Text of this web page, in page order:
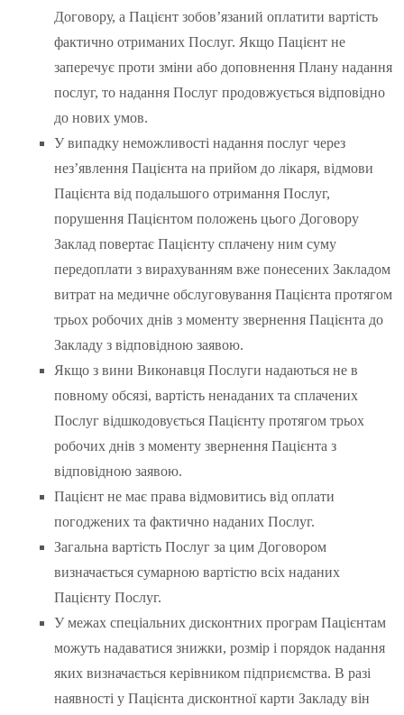
Договору, а Пацієнт зобов’язаний оплатити вартість
фактично отриманих Послуг. Якщо Пацієнт не
заперечує проти зміни або доповнення Плану надання
послуг, то надання Послуг продовжується відповідно
до нових умов.
У випадку неможливості надання послуг через
нез’явлення Пацієнта на прийом до лікаря, відмови
Пацієнта від подальшого отримання Послуг,
порушення Пацієнтом положень цього Договору
Заклад повертає Пацієнту сплачену ним суму
передоплати з вирахуванням вже понесених Закладом
витрат на медичне обслуговування Пацієнта протягом
трьох робочих днів з моменту звернення Пацієнта до
Закладу з відповідною заявою.
Якщо з вини Виконавця Послуги надаються не в
повному обсязі, вартість ненаданих та сплачених
Послуг відшкодовується Пацієнту протягом трьох
робочих днів з моменту звернення Пацієнта з
відповідною заявою.
Пацієнт не має права відмовитись від оплати
погоджених та фактично наданих Послуг.
Загальна вартість Послуг за цим Договором
визначається сумарною вартістю всіх наданих
Пацієнту Послуг.
У межах спеціальних дисконтних програм Пацієнтам
можуть надаватися знижки, розмір і порядок надання
яких визначається керівником підприємства. В разі
наявності у Пацієнта дисконтної карти Закладу він